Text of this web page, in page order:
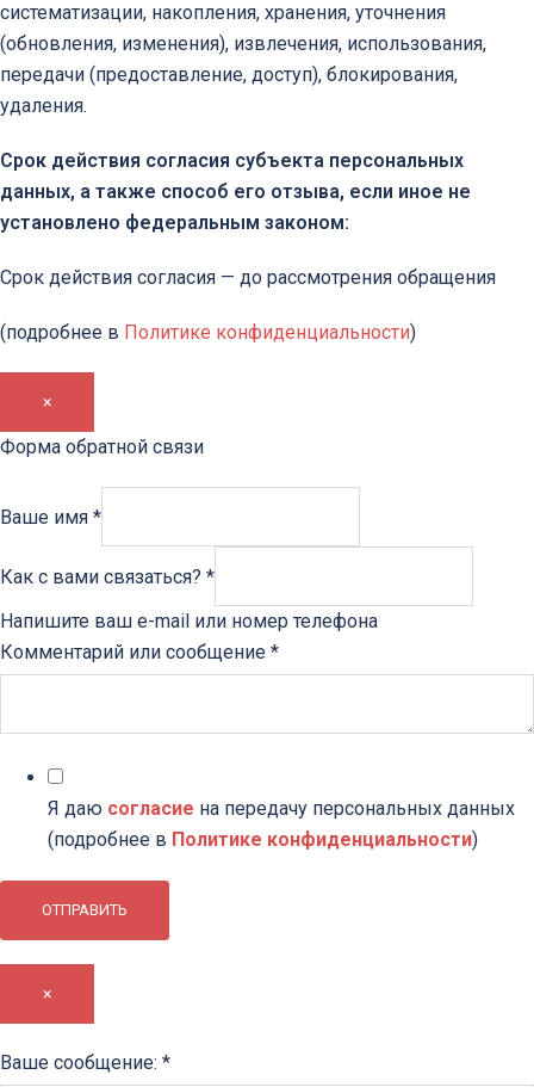
систематизации, накопления, хранения, уточнения
(обновления, изменения), извлечения, использования,
передачи (предоставление, доступ), блокирования,
удаления.
Срок действия согласия субъекта персональных
данных, а также способ его отзыва, если иное не
установлено федеральным законом:
Срок действия согласия — до рассмотрения обращения
(подробнее в Политике конфиденциальности)
×
Форма обратной связи
Ваше имя *
Как с вами связаться? *
Напишите ваш e-mail или номер телефона
Комментарий или сообщение *
Я даю согласие на передачу персональных данных
(подробнее в Политике конфиденциальности)
ОТПРАВИТЬ
×
Ваше
Ваше сообщение: *